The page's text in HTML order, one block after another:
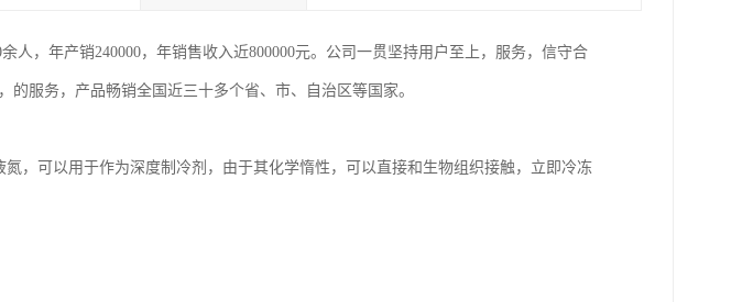
人，年产销240000，年销售收入近800000元。公司一贯坚持用户至上，服务，信守合
的服务，产品畅销全国近三十多个省、市、自治区等国家。
，可以用于作为深度制冷剂，由于其化学惰性，可以直接和生物组织接触，立即冷冻